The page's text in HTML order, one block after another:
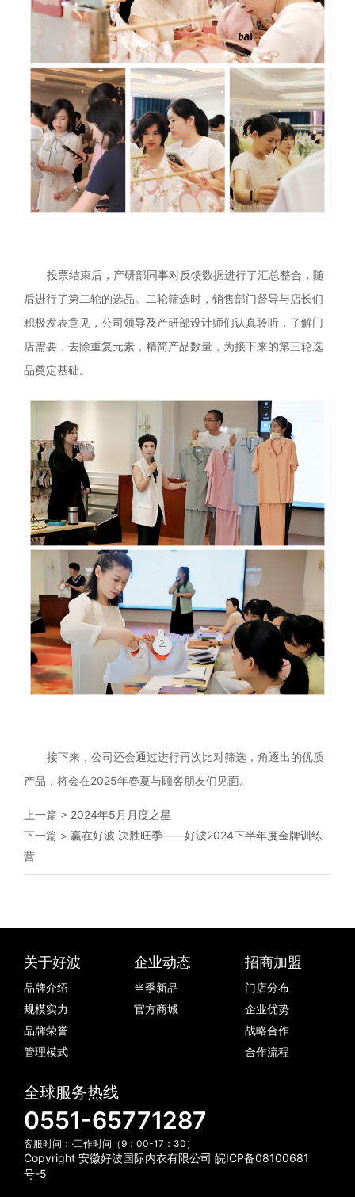
投票结束后，产研部同事对反馈数据进行了汇总整合，随
后进行了第二轮的选品。二轮筛选时，销售部门督导与店长们
积极发表意见，公司领导及产研部设计师们认真聆听，了解门
店需要，去除重复元素，精简产品数量，为接下来的第三轮选
品奠定基础。
接下来，公司还会通过进行再次比对筛选，角逐出的优质
产品，将会在2025年春夏与顾客朋友们见面。
上一篇 > 2024年5月月度之星
下一篇 > 赢在好波 决胜旺季——好波2024下半年度金牌训练
营
关于好波
品牌介绍
规模实力
品牌荣誉
管理模式
企业动态
当季新品
官方商城
招商加盟
门店分布
企业优势
战略合作
合作流程
全球服务热线
0551-65771287
客服时间：·工作时间（9：00-17：30）
Copyright 安徽好波国际内衣有限公司 皖ICP备08100681
号-5